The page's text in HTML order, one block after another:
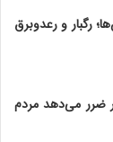
رگبار و رعدوبرق
ضرر می‌دهد مردم